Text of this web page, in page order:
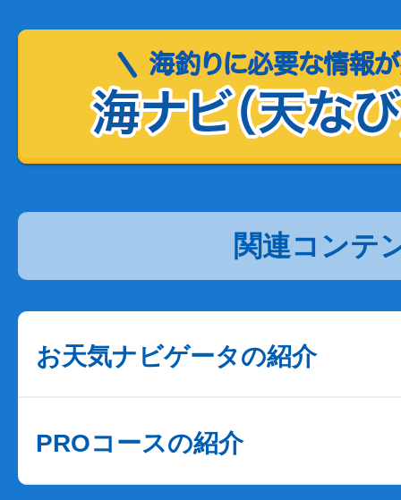
関連コンテ
お天気ナビゲータの紹介
PROコースの紹介